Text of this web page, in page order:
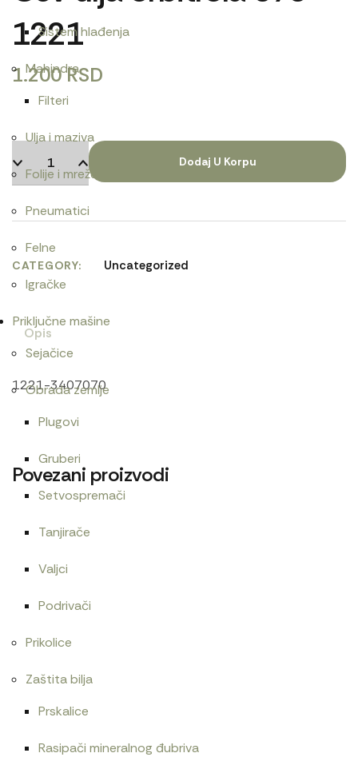
Sistem hlađenja
Mahindra
Filteri
Ulja i maziva
Folije i mreže
Pneumatici
Felne
Igračke
Priključne mašine
Sejačice
Obrada zemlje
Plugovi
Gruberi
Setvospremači
Tanjirače
Valjci
Podrivači
Prikolice
Zaštita bilja
Prskalice
Rasipači mineralnog đubriva
1221
1.200RSD
Dodaj U Korpu
CATEGORY Uncategorized
Opis
1221-3407070
Povezani proizvodi
240
3.000RSD